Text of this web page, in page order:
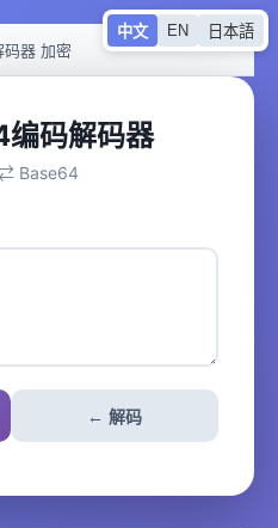
码器 加密
中文 EN 日本語
码解码器
Base64
← 解码